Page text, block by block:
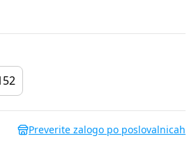
Preverite zalogo po poslovalnicah